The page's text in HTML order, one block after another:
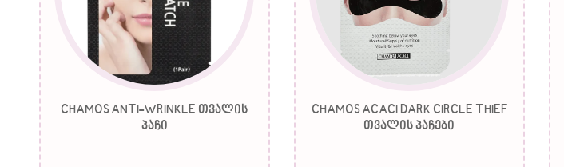
CHAMOS ANTI-WRINKLE თვალის
პაჩი
CHAMOS ACACI DARK CIRCLE THIEF
თვალის პაჩები